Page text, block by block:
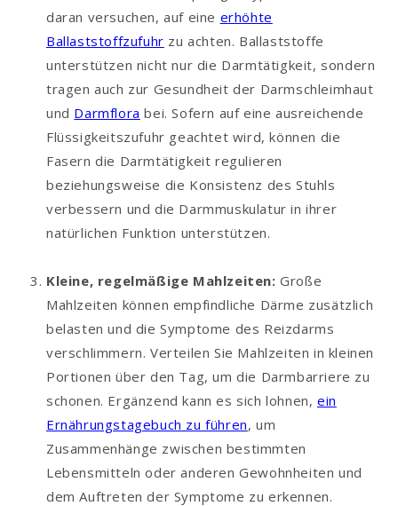
daran versuchen, auf eine erhöhte
Ballaststoffzufuhr zu achten. Ballaststoffe
unterstützen nicht nur die Darmtätigkeit, sondern
tragen auch zur Gesundheit der Darmschleimhaut
und Darmflora bei. Sofern auf eine ausreichende
Flüssigkeitszufuhr geachtet wird, können die
Fasern die Darmtätigkeit regulieren
beziehungsweise die Konsistenz des Stuhls
verbessern und die Darmmuskulatur in ihrer
natürlichen Funktion unterstützen.
Kleine, regelmäßige Mahlzeiten: Große
Mahlzeiten können empfindliche Därme zusätzlich
belasten und die Symptome des Reizdarms
verschlimmern. Verteilen Sie Mahlzeiten in kleinen
Portionen über den Tag, um die Darmbarriere zu
schonen. Ergänzend kann es sich lohnen,ein
Ernährungstagebuch zu führen, um
Zusammenhänge zwischen bestimmten
Lebensmitteln oder anderen Gewohnheiten und
dem Auftreten der Symptome zu erkennen.